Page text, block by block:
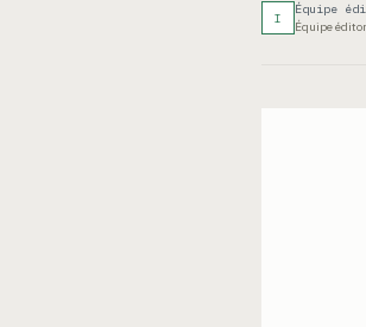
I
Équipe
Équipe